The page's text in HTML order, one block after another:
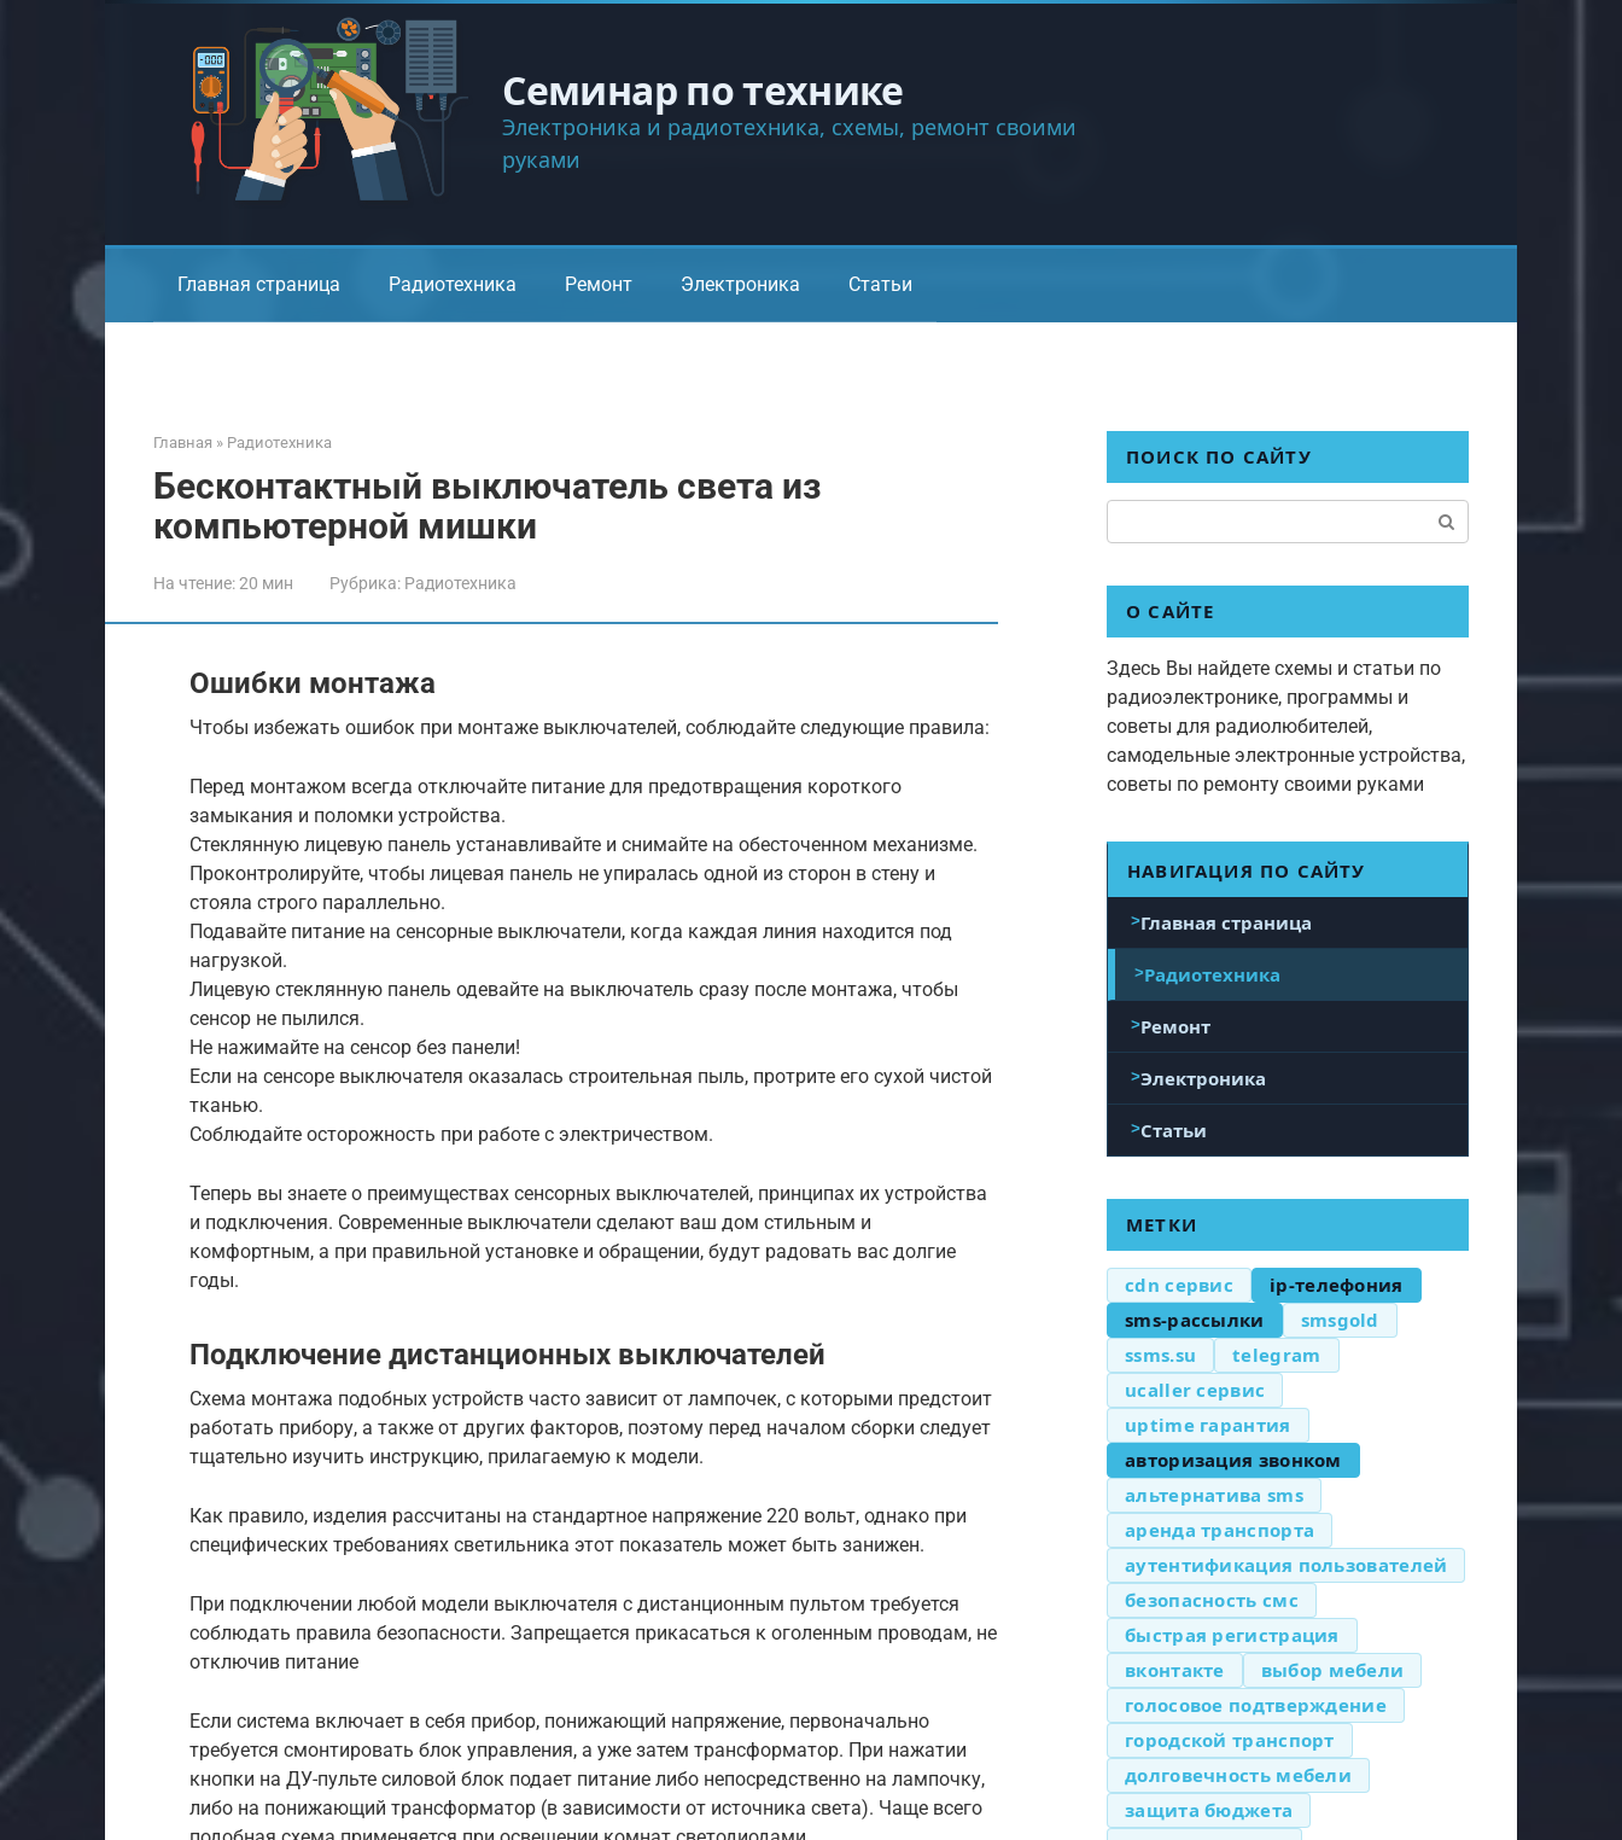
Семинар по технике
Электроника и радиотехника, схемы, ремонт своими
руками
Главная страница Радиотехника Ремонт Электроника Статьи
Главная » Радиотехника
Бесконтактный выключатель света из
компьютерной мишки
На чтение:20 мин Рубрика: Радиотехника
Ошибки монтажа
Чтобы избежать ошибок при монтаже выключателей, соблюдайте следующие правила:
Перед монтажом всегда отключайте питание для предотвращения короткого
замыкания и поломки устройства.
Стеклянную лицевую панель устанавливайте и снимайте на обесточенном механизме.
Проконтролируйте, чтобы лицевая панель не упиралась одной из сторон в стену и
стояла строго параллельно.
Подавайте питание на сенсорные выключатели, когда каждая линия находится под
нагрузкой.
Лицевую стеклянную панель одевайте на выключатель сразу после монтажа, чтобы
сенсор не пылился.
Не нажимайте на сенсор без панели!
Если на сенсоре выключателя оказалась строительная пыль, протрите его сухой чистой
тканью.
Соблюдайте осторожность при работе с электричеством.
Теперь вы знаете о преимуществах сенсорных выключателей, принципах их устройства
и подключения. Современные выключатели сделают ваш дом стильным и
комфортным, а при правильной установке и обращении, будут радовать вас долгие
годы.
Подключение дистанционных выключателей
Схема монтажа подобных устройств часто зависит от лампочек, с которыми предстоит
работать прибору, а также от других факторов, поэтому перед началом сборки следует
тщательно изучить инструкцию, прилагаемую к модели.
Как правило, изделия рассчитаны на стандартное напряжение 220 вольт, однако при
специфических требованиях светильника этот показатель может быть занижен.
При подключении любой модели выключателя с дистанционным пультом требуется
соблюдать правила безопасности. Запрещается прикасаться к оголенным проводам, не
отключив питание
Если система включает в себя прибор, понижающий напряжение, первоначально
требуется смонтировать блок управления, а уже затем трансформатор. При нажатии
кнопки на ДУ-пульте силовой блок подает питание либо непосредственно на лампочку,
либо на понижающий трансформатор (в зависимости от источника света). Чаще всего
ПОИСК ПО САЙТУ
О САЙТЕ
Здесь Вы найдете схемы и статьи по
радиоэлектронике, программы и
советы для радиолюбителей,
самодельные электронные устройства,
советы по ремонту своими руками
НАВИГАЦИЯ ПО САЙТУ
Главная страница
Радиотехника
Ремонт
Электроника
Статьи
МЕТКИ
cdn сервис
ip-телефония
sms-рассылки
smsgold
ssms.su
telegram
ucaller сервис
uptime гарантия
авторизация звонком
альтернатива sms
аренда транспорта
аутентификация пользователей
безопасность смс
быстрая регистрация
вконтакте
выбор мебели
голосовое подтверждение
городской транспорт
долговечность мебели
защита бюджета